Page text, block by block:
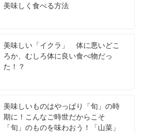
美味しく食べる方法
美味しい「イクラ」 体に悪いどこ
ろか、むしろ体に良い食べ物だっ
た！？
美味しいものはやっぱり「旬」の時
期に！こんなご時世だからこそ
「旬」のものを味わおう！「山菜」